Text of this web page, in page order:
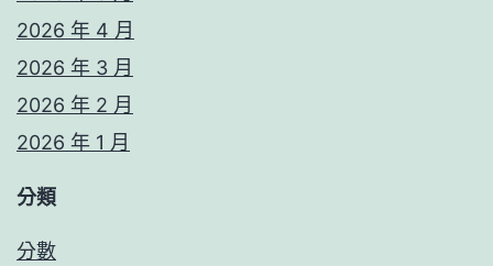
2026 年 4 月
2026 年 3 月
2026 年 2 月
2026 年 1 月
分類
分數